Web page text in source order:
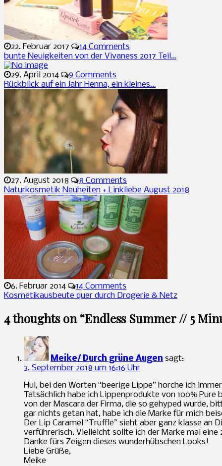
22. Februar 2017
14 Comments
bunte Neuigkeiten von der Vivaness 2017 Teil…
29. April 2014
9 Comments
Rückblick auf ein Jahr Henna, ein kleines…
27. August 2018
8 Comments
Naturkosmetik Neuheiten + Linkliebe August 2018
6. Februar 2014
14 Comments
Kosmetikausbeute quer durch Drogerie & Netz
4 thoughts on “Endless Summer // 5
Meike/ Durch grüne Augen sagt:
3. September 2018 um 16:16 Uhr
Hui, bei den Worten “beerige Lippe” horche ich
Tatsächlich habe ich Lippenprodukte von 100%
von der Mascara der Firma, die so gehyped wurde,
gar nichts getan hat, habe ich die Marke für mich
Der Lip Caramel “Truffle” sieht aber ganz klasse an
verführerisch. Vielleicht sollte ich der Marke mal eine
Danke fürs Zeigen dieses wunderhübschen Looks!
Liebe Grüße,
Meike